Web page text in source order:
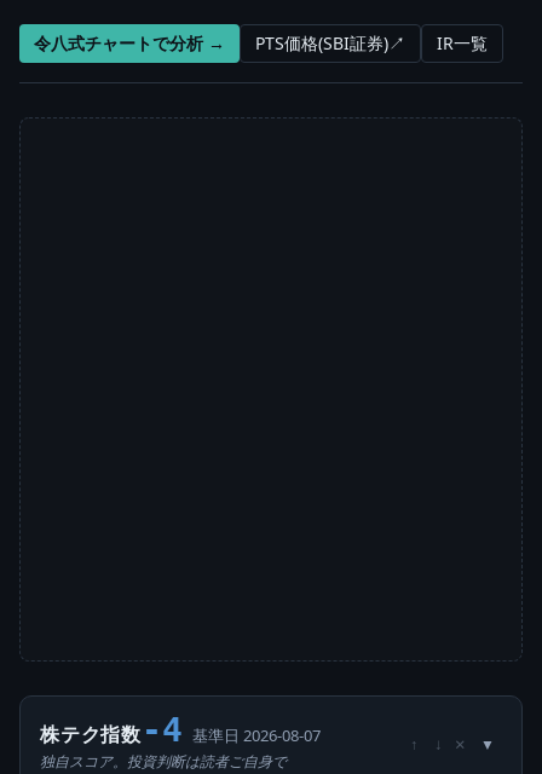
令八式チャートで分析 → PTS価格(SBI証券)↗ IR一覧
株テク指数 -4 基準日 2026-08-07
独自スコア。投資判断は読者ご自身で
↑ ↓ ×